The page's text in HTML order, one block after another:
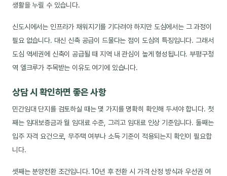
생활을 누릴 수 있습니다.
신도시에서는 인프라가 채워지기를 기다려야 하지만 도심에서는 그 과정이
필요 없습니다. 대신 신축 공급이 드물다는 점이 도심의 특징입니다. 그래서
도심 역세권에 신축이 공급될 때 지역 내 관심이 높게 형성됩니다. 부평구청
역 엘크루가 주목받는 이유도 여기에 있습니다.
상담 시 확인하면 좋은 사항
민간임대 단지를 검토하실 때는 몇 가지를 명확히 확인해 두셔야 합니다. 첫
째는 임대보증금과 월 임대료 수준, 그리고 임대료 인상 기준입니다. 둘째는
입주 자격 요건으로, 무주택 여부나 소득 기준이 적용되는지 확인이 필요합
니다.
셋째는 분양전환 조건입니다. 10년 후 전환 시 가격 산정 방식과 우선권 여